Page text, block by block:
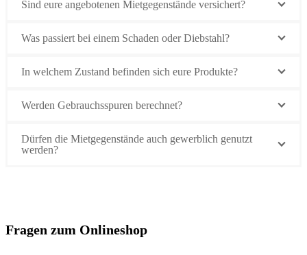
Sind eure angebotenen Mietgegenstände versichert?
Was passiert bei einem Schaden oder Diebstahl?
In welchem Zustand befinden sich eure Produkte?
Werden Gebrauchsspuren berechnet?
Dürfen die Mietgegenstände auch gewerblich genutzt
werden?
Fragen zum Onlineshop